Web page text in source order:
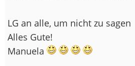
LG an alle, um nicht zu sagen
Alles Gute!
Manuela